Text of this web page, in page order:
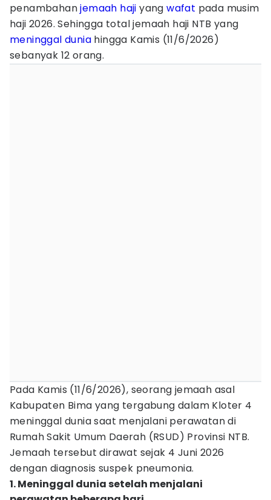
penambahanjemaah haji yangwafat pada musim
haji 2026. Sehingga total jemaah haji NTB yang
meninggal dunia hingga Kamis (11/6/2026)
sebanyak 12 orang.
Pada Kamis (11/6/2026), seorang jemaah asal
Kabupaten Bima yang tergabung dalam Kloter 4
meninggal dunia saat menjalani perawatan di
Rumah Sakit Umum Daerah (RSUD) Provinsi NTB.
Jemaah tersebut dirawat sejak 4 Juni 2026
dengan diagnosis suspek pneumonia.
1. Meninggal dunia setelah menjalani